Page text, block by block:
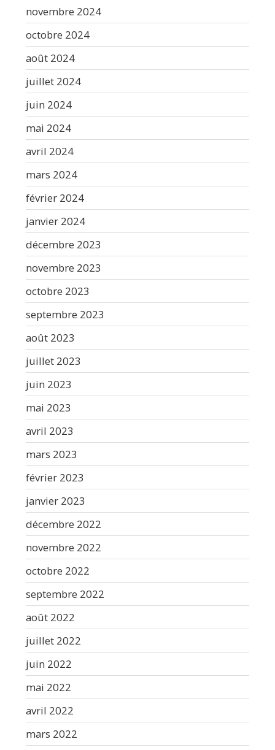
novembre 2024
octobre 2024
août 2024
juillet 2024
juin 2024
mai 2024
avril 2024
mars 2024
février 2024
janvier 2024
décembre 2023
novembre 2023
octobre 2023
septembre 2023
août 2023
juillet 2023
juin 2023
mai 2023
avril 2023
mars 2023
février 2023
janvier 2023
décembre 2022
novembre 2022
octobre 2022
septembre 2022
août 2022
juillet 2022
juin 2022
mai 2022
avril 2022
mars 2022